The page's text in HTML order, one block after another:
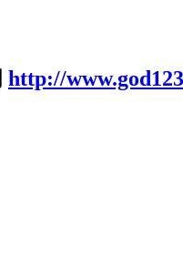
http://